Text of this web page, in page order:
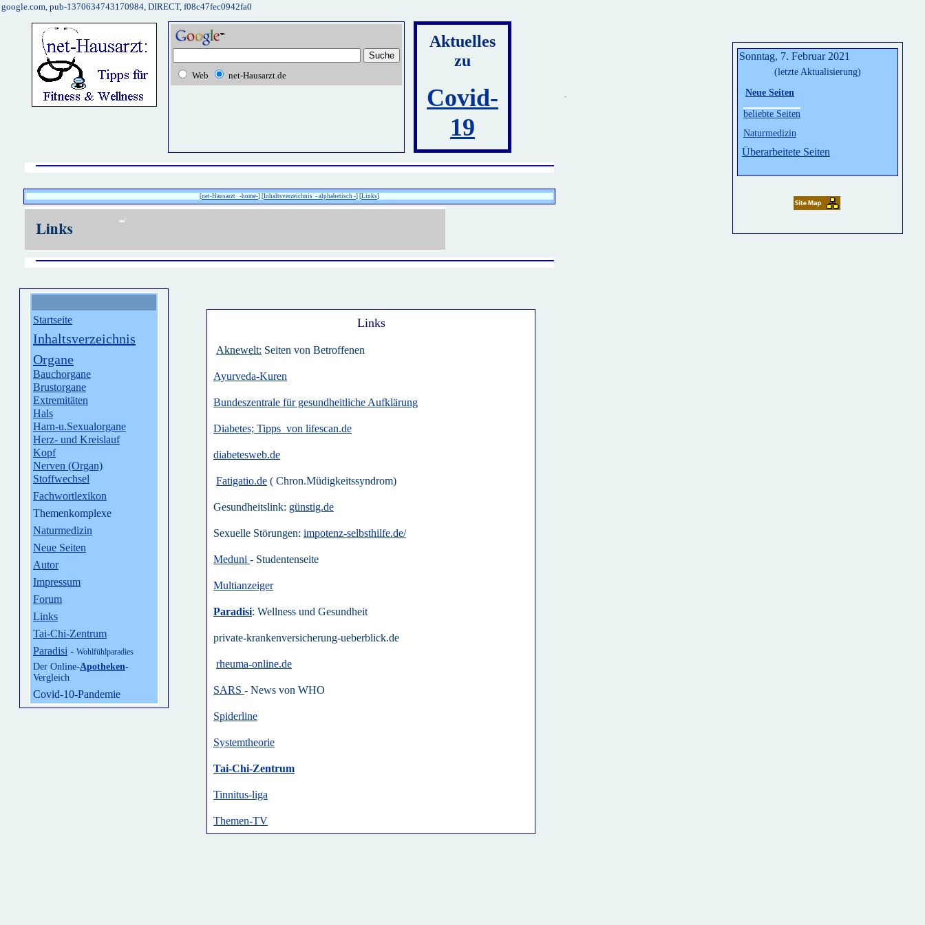
google.com, pub-1370634743170984, DIRECT, f08c47fec0942fa0
Web net-Hausarzt.de
Aktuelles
zu
Covid-
19
[net-Hausarzt -home-] [Inhaltsverzeichnis - alphabetisch -] [Links]
Startseite
Inhaltsverzeichnis
Organe
Bauchorgane
Brustorgane
Extremitäten
Hals
Harn-u.Sexualorgane
Herz- und Kreislauf
Kopf
Nerven (Organ)
Stoffwechsel
Fachwortlexikon
Themenkomplexe
Naturmedizin
Neue Seiten
Autor
Impressum
Forum
Links
Tai-Chi-Zentrum
Paradisi - Wohlfühlparadies
Der Online-Apotheken-
Vergleich
Covid-10-Pandemie
Links
Aknewelt: Seiten von Betroffenen
Ayurveda-Kuren
Bundeszentrale für gesundheitliche Aufklärung
Diabetes; Tipps von lifescan.de
diabetesweb.de
Fatigatio.de ( Chron.Müdigkeitssyndrom)
Gesundheitslink: günstig.de
Sexuelle Störungen: impotenz-selbsthilfe.de/
Meduni - Studentenseite
Multianzeiger
Paradisi: Wellness und Gesundheit
private-krankenversicherung-ueberblick.de
rheuma-online.de
SARS - News von WHO
Spiderline
Systemtheorie
Tai-Chi-Zentrum
Tinnitus-liga
Themen-TV
Sonntag, 7. Februar 2021
(letzte Aktualisierung)
Neue Seiten
beliebte Seiten
Naturmedizin
Überarbeitete Seiten